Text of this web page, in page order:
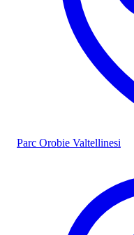
Parc Orobie Valtellinesi